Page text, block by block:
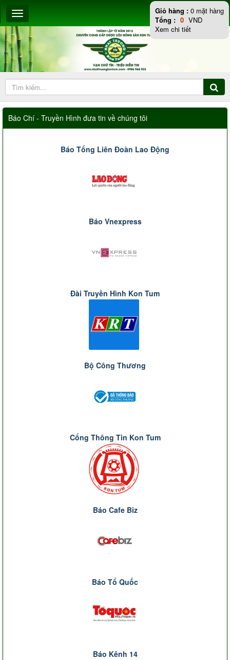
Báo Chí - Truyền Hình đưa tin về chúng tôi
Báo Tổng Liên Đoàn Lao Động
Báo Vnexpress
Đài Truyền Hình Kon Tum
Bộ Công Thương
Cổng Thông Tin Kon Tum
Báo Cafe Biz
Báo Tổ Quốc
Báo Kênh 14
Giỏ hàng : 0 mặt hàng
Tổng : 0 VND
Xem chi tiết